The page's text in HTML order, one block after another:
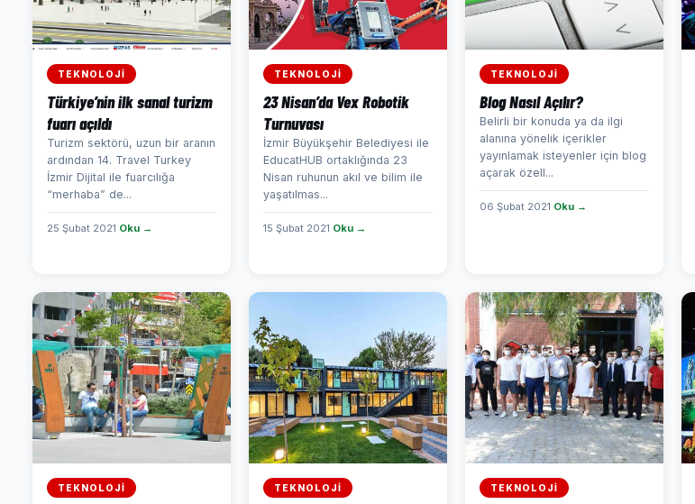
TEKNOLOJİ
Türkiye’nin ilk sanal turizm
fuarı açıldı
Turizm sektörü, uzun bir aranın
ardından 14. Travel Turkey
İzmir Dijital ile fuarcılığa
“merhaba” de...
25 Şubat 2021 Oku →
TEKNOLOJİ
23 Nisan’da Vex Robotik
Turnuvası
İzmir Büyükşehir Belediyesi ile
EducatHUB ortaklığında 23
Nisan ruhunun akıl ve bilim ile
yaşatılmas...
15 Şubat 2021 Oku →
TEKNOLOJİ
Blog Nasıl Açılır?
Belirli bir konuda ya da ilgi
alanına yönelik içerikler
yayınlamak isteyenler için blog
açarak özell...
06 Şubat 2021 Oku →
TEKNOLOJİ TEKNOLOJİ TEKNOLOJİ